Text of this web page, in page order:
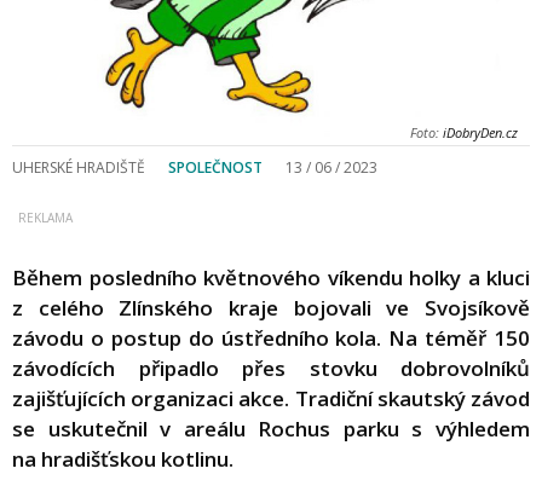
Foto: iDobryDen.cz
UHERSKÉ HRADIŠTĚ SPOLEČNOST 13 / 06 / 2023
Během posledního květnového víkendu holky a kluci
z celého Zlínského kraje bojovali ve Svojsíkově
závodu o postup do ústředního kola. Na téměř 150
závodících připadlo přes stovku dobrovolníků
zajišťujících organizaci akce. Tradiční skautský závod
se uskutečnil v areálu Rochus parku s výhledem
na hradišťskou kotlinu.